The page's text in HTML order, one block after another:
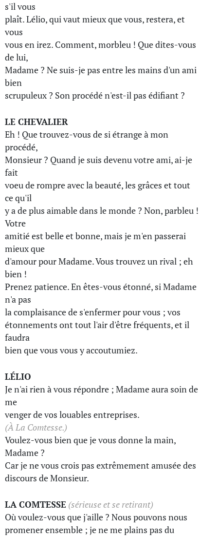
s'il vous
plaît. Lélio, qui vaut mieux que vous, restera, et
vous
vous en irez. Comment, morbleu ! Que dites-vous
de lui,
Madame ? Ne suis-je pas entre les mains d'un ami
bien
scrupuleux ? Son procédé n'est-il pas édifiant ?
LE CHEVALIER
Eh ! Que trouvez-vous de si étrange à mon
procédé,
Monsieur ? Quand je suis devenu votre ami, ai-je
fait
voeu de rompre avec la beauté, les grâces et tout
ce qu'il
y a de plus aimable dans le monde ? Non, parbleu !
Votre
amitié est belle et bonne, mais je m'en passerai
mieux que
d'amour pour Madame. Vous trouvez un rival ; eh
bien !
Prenez patience. En êtes-vous étonné, si Madame
n'a pas
la complaisance de s'enfermer pour vous ; vos
étonnements ont tout l'air d'être fréquents, et il
faudra
bien que vous vous y accoutumiez.
LÉLIO
Je n'ai rien à vous répondre ; Madame aura soin de
me
venger de vos louables entreprises.
(À La Comtesse.)
Voulez-vous bien que je vous donne la main,
Madame ?
Car je ne vous crois pas extrêmement amusée des
discours de Monsieur.
LA COMTESSE (sérieuse et se retirant)
Où voulez-vous que j'aille ? Nous pouvons nous
promener ensemble ; je ne me plains pas du